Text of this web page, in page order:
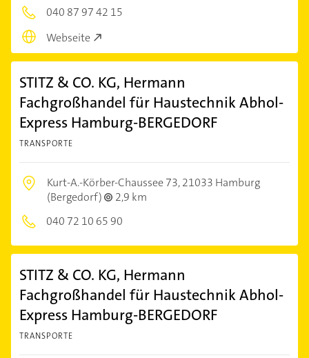
040 87 97 42 15
Webseite
STITZ & CO. KG, Hermann
Fachgroßhandel für Haustechnik Abhol-
Express Hamburg-BERGEDORF
TRANSPORTE
Kurt-A.-Körber-Chaussee 73,21033 Hamburg
(Bergedorf)
2,9 km
040 72 10 65 90
STITZ & CO. KG, Hermann
Fachgroßhandel für Haustechnik Abhol-
Express Hamburg-BERGEDORF
TRANSPORTE